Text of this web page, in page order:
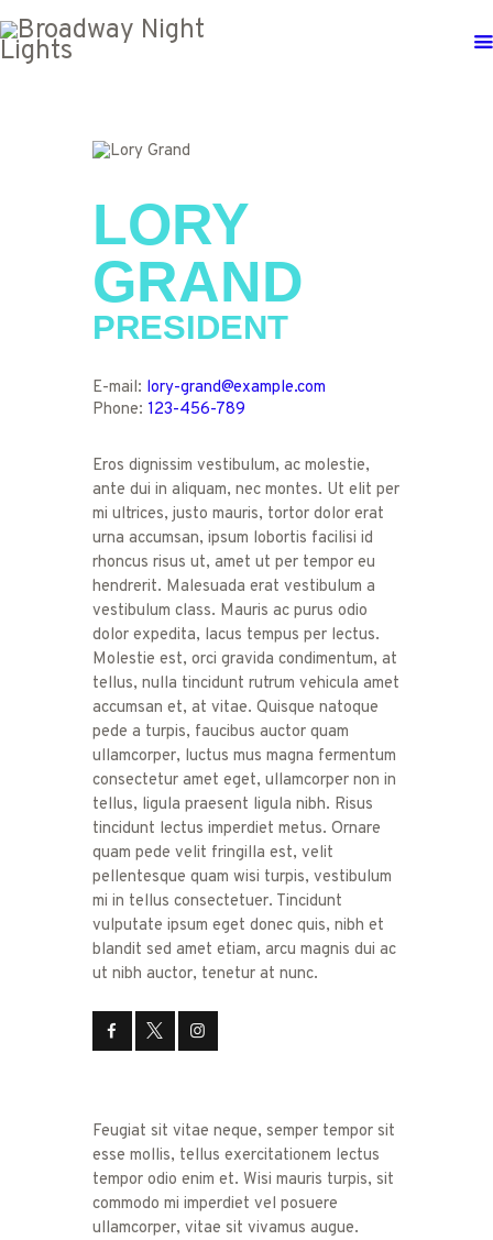
LORY
GRAND
PRESIDENT
E-mail: lory-grand@example.com
Phone: 123-456-789
Eros dignissim vestibulum, ac molestie,
ante dui in aliquam, nec montes. Ut elit per
mi ultrices, justo mauris, tortor dolor erat
urna accumsan, ipsum lobortis facilisi id
rhoncus risus ut, amet ut per tempor eu
hendrerit. Malesuada erat vestibulum a
vestibulum class. Mauris ac purus odio
dolor expedita, lacus tempus per lectus.
Molestie est, orci gravida condimentum, at
tellus, nulla tincidunt rutrum vehicula amet
accumsan et, at vitae. Quisque natoque
pede a turpis, faucibus auctor quam
ullamcorper, luctus mus magna fermentum
consectetur amet eget, ullamcorper non in
tellus, ligula praesent ligula nibh. Risus
tincidunt lectus imperdiet metus. Ornare
quam pede velit fringilla est, velit
pellentesque quam wisi turpis, vestibulum
mi in tellus consectetuer. Tincidunt
vulputate ipsum eget donec quis, nibh et
blandit sed amet etiam, arcu magnis dui ac
ut nibh auctor, tenetur at nunc.
Feugiat sit vitae neque, semper tempor sit
esse mollis, tellus exercitationem lectus
tempor odio enim et. Wisi mauris turpis, sit
commodo mi imperdiet vel posuere
ullamcorper, vitae sit vivamus augue.